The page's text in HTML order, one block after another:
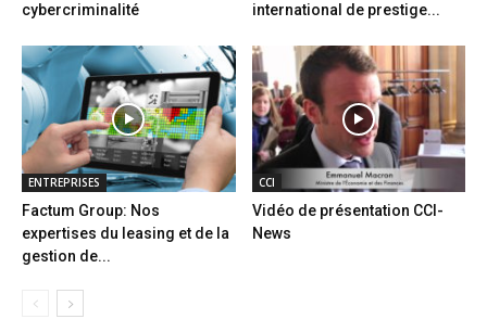
cybercriminalité
international de prestige...
ENTREPRISES
Factum Group: Nos
expertises du leasing et de la
gestion de...
CCI
Vidéo de présentation CCI-
News